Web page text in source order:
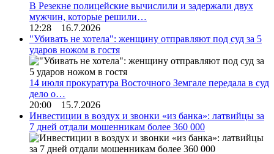
В Резекне полицейские вычислили и задержали двух
мужчин, которые решили…
12:28 16.7.2026
"Убивать не хотела": женщину отправляют под суд за 5
ударов ножом в гостя
14 июля прокуратура Восточного Земгале передала в суд
дело о…
20:00 15.7.2026
Инвестиции в воздух и звонки «из банка»: латвийцы за
7 дней отдали мошенникам более 360 000